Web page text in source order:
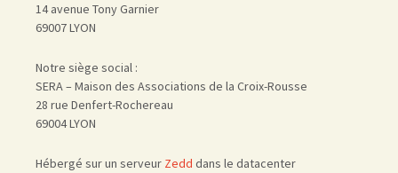
14 avenue Tony Garnier
69007 LYON
Notre siège social :
SERA – Maison des Associations de la Croix-Rousse
28 rue Denfert-Rochereau
69004 LYON
Hébergé sur un serveur Zedd dans le datacenter